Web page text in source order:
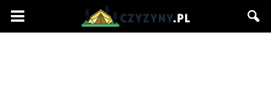
Czyzyny.pl